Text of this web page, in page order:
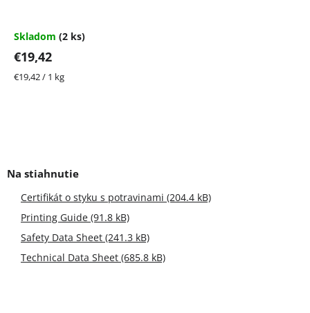
5,0
5
hviezdičiek.
Skladom (2 ks)
€19,42
Jednotková
€19,42 / 1 kg
Certifikát o styku s potravinami (204.4 kB)
Printing Guide (91.8 kB)
Safety Data Sheet (241.3 kB)
Technical Data Sheet (685.8 kB)